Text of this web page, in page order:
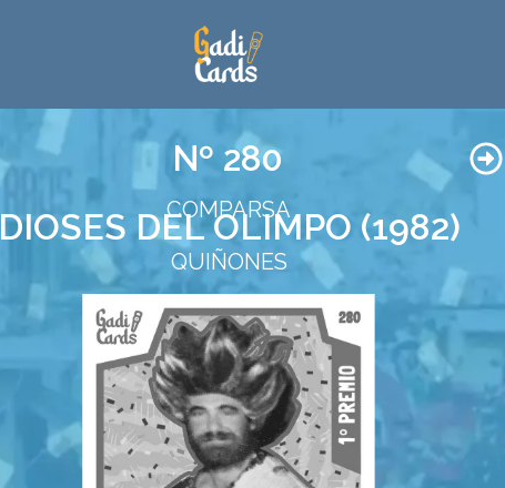
Nº 280
COMPARSA
DIOSES DEL OLIMPO (1982)
QUIÑONES